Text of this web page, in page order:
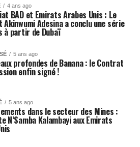
4 ans ago
BAD et Emirats Arabes Unis : Le
Akinwumi Adesina a conclu une série
à partir de Dubaï
5 ans ago
profondes de Banana : le Contrat
enfin signé !
5 ans ago
dans le secteur des Mines :
N’Samba Kalambayi aux Emirats